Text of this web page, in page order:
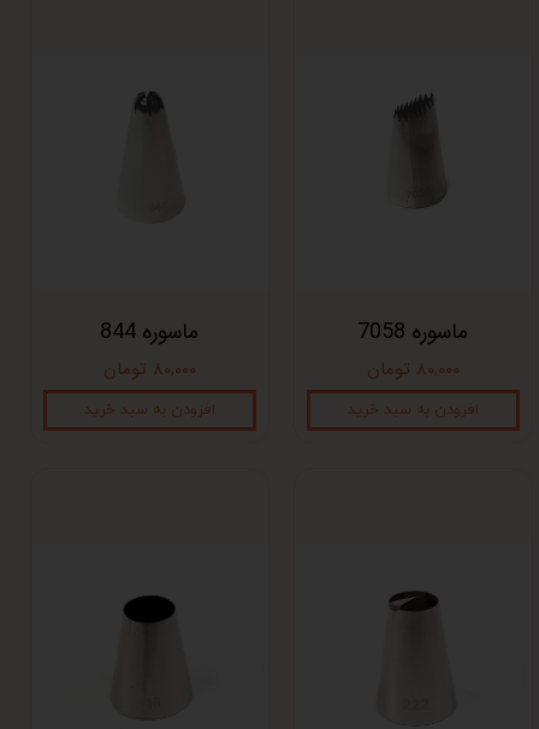
ماسوره 7058
۸۰,۰۰۰ تومان
افزودن به سبد خرید
ماسوره 844
۸۰,۰۰۰ تومان
افزودن به سبد خرید